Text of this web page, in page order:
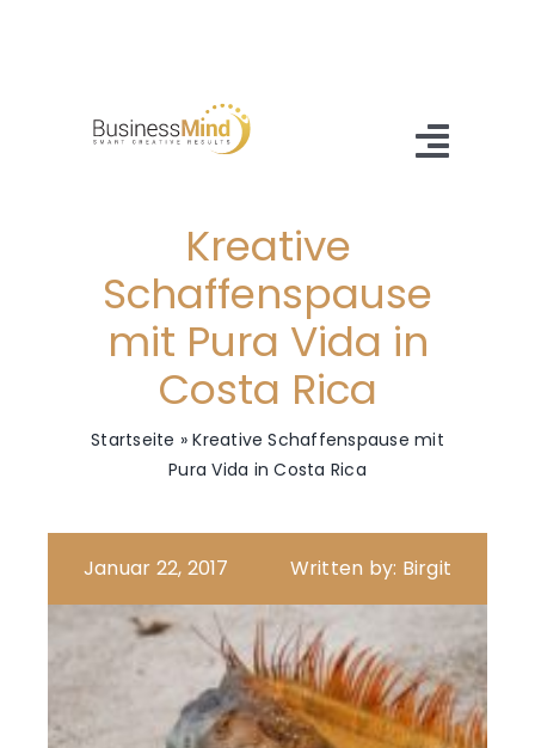
springen
Angebot
Referenzen
Kontakt
Kreative
Schaffenspause
mit Pura Vida in
Costa Rica
Startseite »Kreative Schaffenspause mit
Pura Vida in Costa Rica
Januar 22, 2017 Written by: Birgit